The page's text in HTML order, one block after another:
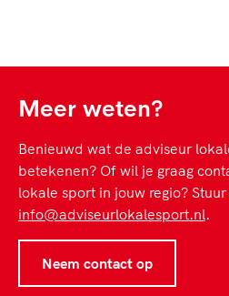
Meer weten?
Benieuwd wat de adviseur
betekenen? Of wil je graag
lokale sport in jouw regio?
info@adviseurlokalesport.nl.
Neem contact op